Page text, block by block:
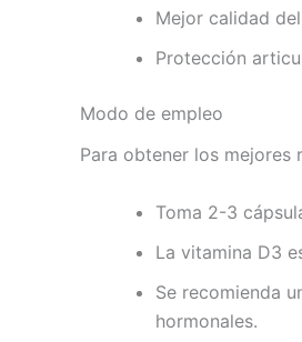
Mejor calidad
Protección
Modo de empleo
Para obtener los mejores
Toma 2-3
La vitamina D3
Se recomienda
hormonales.